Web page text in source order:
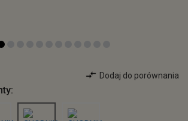
Dodaj do porównania